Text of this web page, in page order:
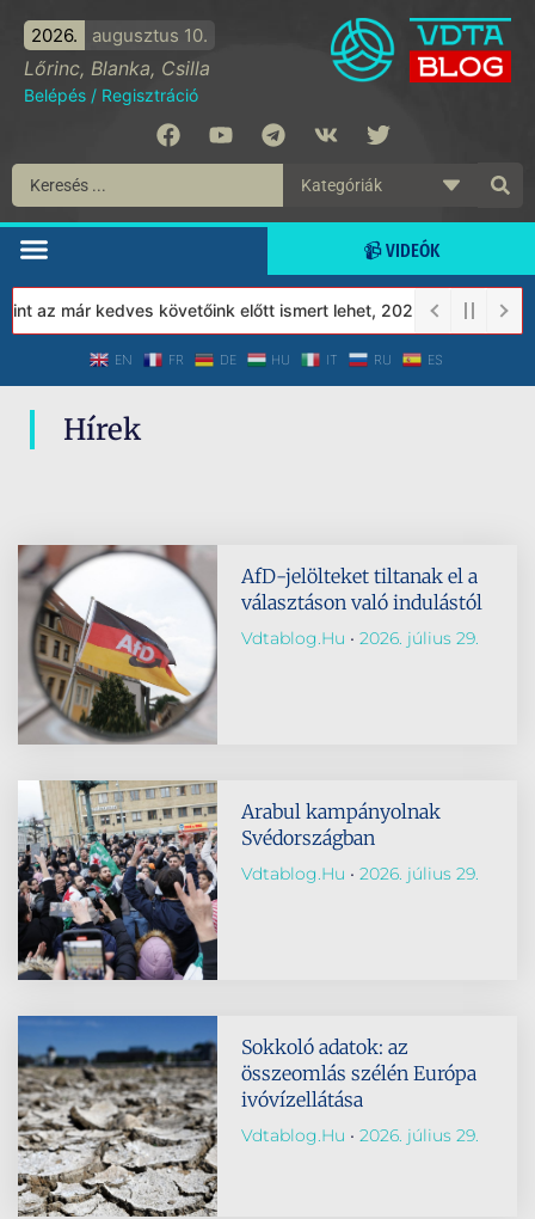
2026. augusztus 10.
Lőrinc, Blanka, Csilla
Belépés / Regisztráció
📹 VIDEÓK
az már kedves követőink előtt ismert lehet, 2023-tól a Védett
EN FR DE HU IT RU ES
Hírek
AfD-jelölteket tiltanak el a
választáson való indulástól
Vdtablog.hu 2026. július 29.
Arabul kampányolnak
Svédországban
Vdtablog.hu 2026. július 29.
Sokkoló adatok: az
összeomlás szélén Európa
ivóvízellátása
Vdtablog.hu 2026. július 29.